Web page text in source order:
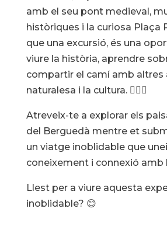
amb el seu pont medieval,
històriques i la curiosa Plaça
que una excursió, és una
viure la història, aprendre
compartir el camí amb altres
naturalesa i la cultura. 🚶‍♂️✨
Atreveix-te a explorar els
del Berguedà mentre et
un viatge inoblidable que
coneixement i connexió amb
Llest per a viure aquesta
inoblidable? 😊